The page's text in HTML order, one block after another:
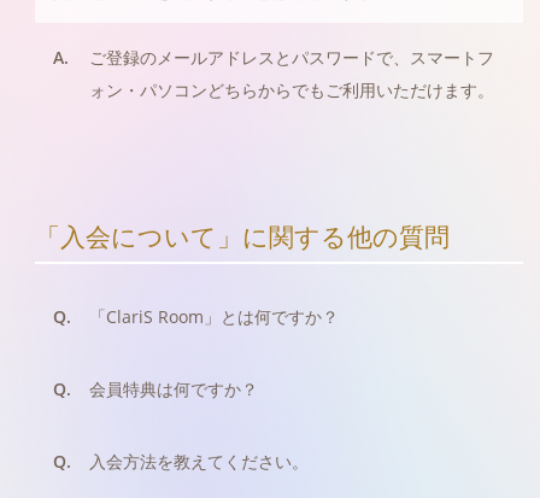
A.
ご登録のメールアドレスとパスワードで、スマートフ
ォン・パソコンどちらからでもご利用いただけます。
「入会について」に関する他の質問
Q. 「ClariS Room」とは何ですか？
Q. 会員特典は何ですか？
Q. 入会方法を教えてください。